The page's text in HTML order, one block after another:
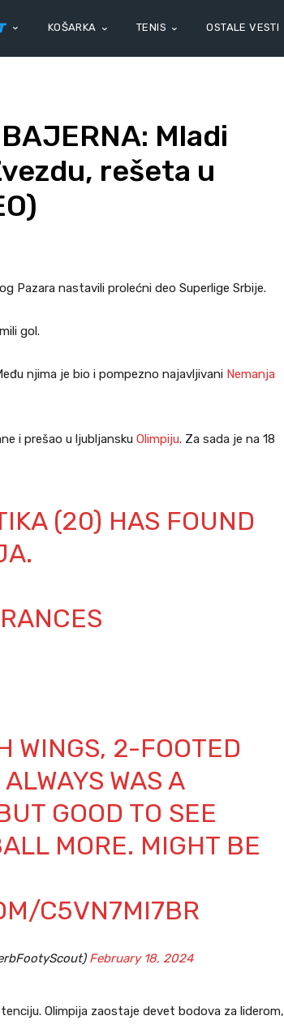
KOŠARKA TENIS OSTALE VESTI
Mladi
rešeta u
Pazara nastavili prolećni deo Superlige Srbije.
gol.
njima je bio i pompezno najavljivani Nemanja
i prešao u ljubljansku Olimpiju. Za sada je na 18
(20) HAS FOUND
WINGS, 2-FOOTED
WAS A
GOOD TO SEE
MORE. MIGHT BE
C5VN7MI7BR
February 18, 2024
Olimpija zaostaje devet bodova za liderom,